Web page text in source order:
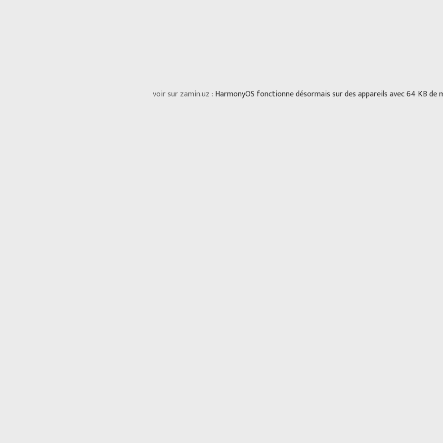
voir sur zamin.uz : HarmonyOS fonctionne désormais sur des appareils avec 64 KB de